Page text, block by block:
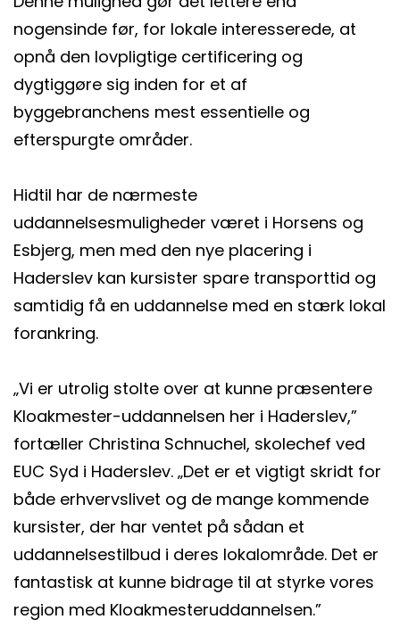
nogensinde før, for lokale interesserede, at
opnå den lovpligtige certificering og
dygtiggøre sig inden for et af
byggebranchens mest essentielle og
efterspurgte områder.
Hidtil har de nærmeste
uddannelsesmuligheder været i Horsens og
Esbjerg, men med den nye placering i
Haderslev kan kursister spare transporttid og
samtidig få en uddannelse med en stærk lokal
forankring.
„Vi er utrolig stolte over at kunne præsentere
Kloakmester-uddannelsen her i Haderslev,”
fortæller Christina Schnuchel, skolechef ved
EUC Syd i Haderslev. „Det er et vigtigt skridt for
både erhvervslivet og de mange kommende
kursister, der har ventet på sådan et
uddannelsestilbud i deres lokalområde. Det er
fantastisk at kunne bidrage til at styrke vores
region med Kloakmesteruddannelsen.”